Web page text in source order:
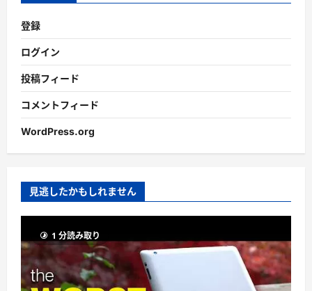
登録
ログイン
投稿フィード
コメントフィード
WordPress.org
見逃したかもしれません
1 分読み取り